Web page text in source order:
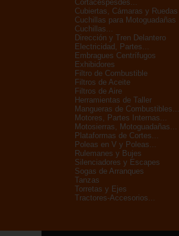
Cortacéspesdes...
Cubiertas, Cámaras y Ruedas
Cuchillas para Motoguadañas
Cuchillas...
Dirección y Tren Delantero
Electricidad, Partes...
Embragues Centrífugos
Exhibidores
Filtro de Combustible
Filtros de Aceite
Filtros de Aire
Herramientas de Taller
Mangueras de Combustibles...
Motores, Partes Internas...
Motosierras, Motoguadañas...
Plataformas de Cortes...
Poleas en V y Poleas...
Rulemanes y Bujes
Silenciadores y Escapes
Sogas de Arranques
Tanzas
Torretas y Ejes
Tractores-Accesorios...